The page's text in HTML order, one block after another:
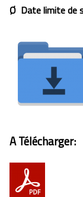
Ø Date limite de
A Télécharger: